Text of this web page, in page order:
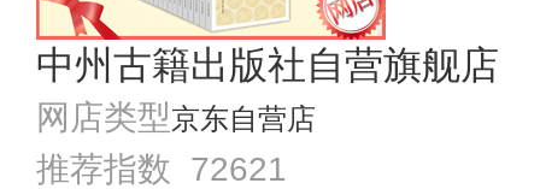
中州古籍出版社自营旗舰店
网店类型京东自营店
推荐指数 72621